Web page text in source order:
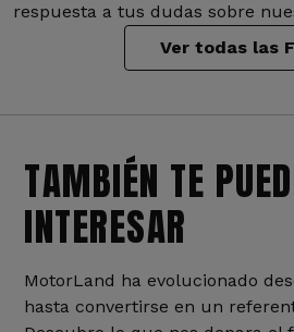
respuesta a tus dudas sobre
Ver todas las
TAMBIÉN TE
INTERESAR
MotorLand ha evolucionado
hasta convertirse en un